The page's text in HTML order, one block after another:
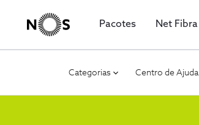
Pacotes Net Fibra
Categorias Centro de Ajuda